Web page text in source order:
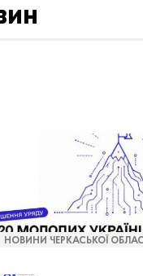
НОВИНИ ЧЕРКАСЬКОЇ